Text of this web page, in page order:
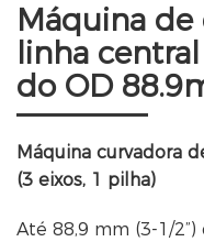
Máquina
linha
do OD
Máquina curvadora
(3 eixos, 1 pilha)
Até 88,9 mm (3-1/